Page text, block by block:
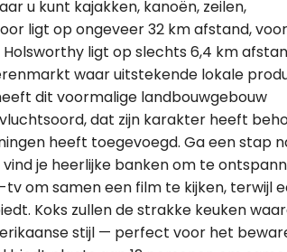
u kunt kajakken, kanoën, zeilen,
ligt op ongeveer 32 km afstand, voor
ligt op slechts 6,4 km
waar uitstekende lokale
dit voormalige landbouwgebouw
dat zijn karakter heeft
heeft toegevoegd. Ga een stap
je heerlijke banken om te
om samen een film te kijken, terwijl
Koks zullen de strakke keuken
stijl — perfect voor het